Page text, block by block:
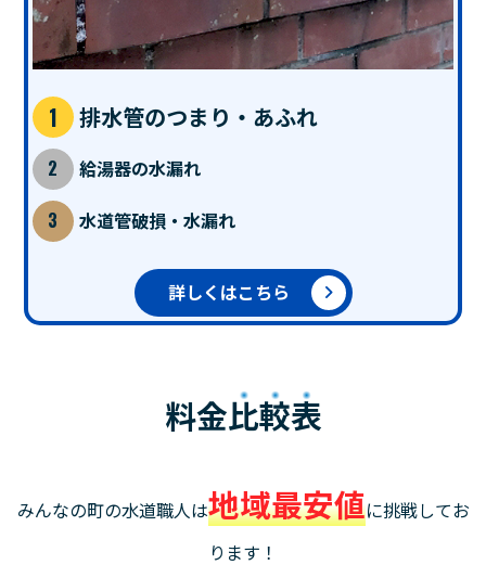
排水管のつまり・あふれ
給湯器の水漏れ
水道管破損・水漏れ
詳しくはこちら
料金比較表
みんなの町の水道職人は地域最安値に挑戦してお
ります！